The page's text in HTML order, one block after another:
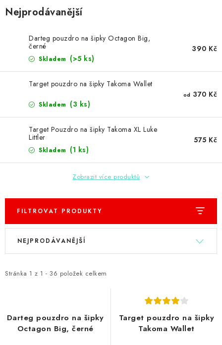
HROTY
PŘÍSLUŠENSTVÍ
HRÁČI ŠIPEK
SLEVY
TERČE A ŠIPKY
POUZDRA
Nejprodávanější
Darteg pouzdro na šipky Octagon Big,
černé
Skladem (>5 ks)
390 Kč
Target pouzdro na šipky Takoma Wallet
Skladem (3 ks)
od 370 Kč
Target Pouzdro na šipky Takoma XL Luke
Littler
Skladem (1 ks)
575 Kč
Zobrazit více produktů
FILTROVAT PRODUKTY
V
i
r
Stránka 1 z 1 - 36 položek celkem
Ř
e
p
NEJPRODÁVANĚJŠÍ
Darteg pouzdro na šipky
Octagon Big, černé
Target pouzdro na šipky
Takoma Wallet